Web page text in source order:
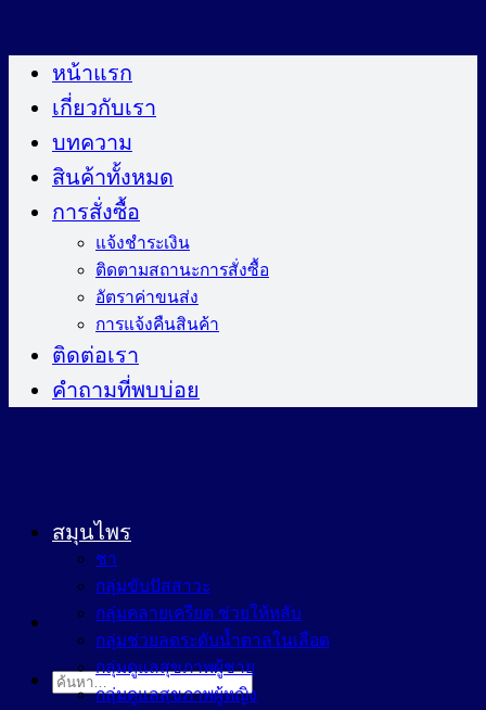
ไป
หน้าแรก
เกี่ยวกับเรา
บทความ
สินค้าทั้งหมด
การสั่งซื้อ
แจ้งชำระเงิน
ติดตามสถานะการสั่งซื้อ
อัตราค่าขนส่ง
การแจ้งคืนสินค้า
ติดต่อเรา
คำถามที่พบบ่อย
ค้นหา:
สมุนไพร
ชา
กลุ่มขับปัสสาวะ
กลุ่มคลายเครียด ช่วยให้หลับ
กลุ่มช่วยลดระดับน้ำตาลในเลือด
กลุ่มดูแลสุขภาพผู้ชาย
กลุ่มดูแลสุขภาพผู้หญิง